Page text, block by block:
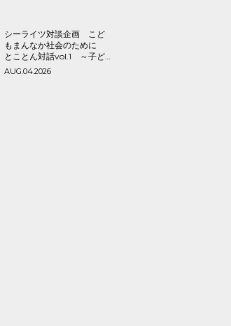
シーライツ対談企画 こど
もまんなか社会のために
とことん対話vol.1 ～子ど
もが一人の人間として大切
AUG.04.2026